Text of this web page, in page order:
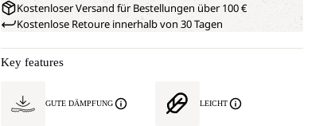
Kostenloser Versand für Bestellungen über 100 €
Kostenlose Retoure innerhalb von 30 Tagen
Key features
GUTE DÄMPFUNG LEICHT